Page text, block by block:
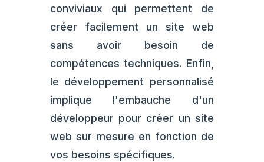
conviviaux qui permettent de
créer facilement un site web
sans avoir besoin de
compétences techniques. Enfin,
le développement personnalisé
implique l'embauche d'un
développeur pour créer un site
web sur mesure en fonction de
vos besoins spécifiques.